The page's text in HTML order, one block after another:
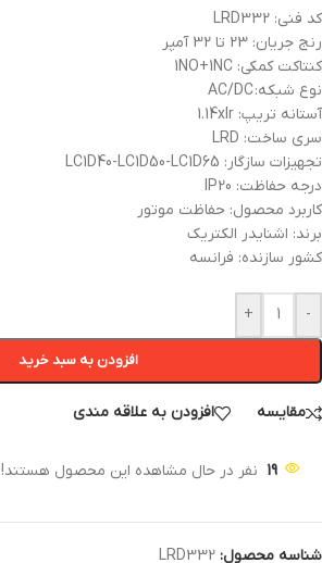
کد فنی: LRD332
رنج جریان: 23 تا 32 آمپر
کنتاکت کمکی: 1NO+1NC
نوع شبکه: AC/DC
آستانه تریپ: 1.14xIr
سری ساخت: LRD
تجهیزات سازگار: LC1D40-LC1D50-LC1D65
درجه حفاظت: IP20
کاربرد محصول: حفاظت موتور
برند: اشنایدر الکتریک
کشور سازنده: فرانسه
-
+
افزودن به سبد خرید
مقایسه افزودن به علاقه مندی
19 نفر در حال مشاهده این محصول هستند!
شناسه محصول: LRD332